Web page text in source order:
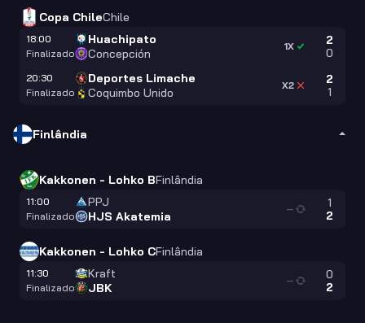
Copa ChileChile
18:00
Finalizado
Huachipato
Concepción
2
0
1X
20:30
Finalizado
Deportes Limache
Coquimbo Unido
2
1
X2
Finlândia
Kakkonen - Lohko BFinlândia
11:00
Finalizado
PPJ
HJS Akatemia
1
2
—
Kakkonen - Lohko CFinlândia
11:30
Finalizado
Kraft
JBK
0
2
—